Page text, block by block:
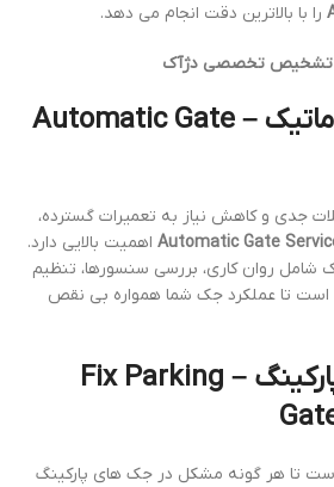
را با بالاترین دقت انجام می دهد.
تشخیص تخصصی دژآک
سرویس جک اتوماتیک – Automatic Gate
جدی و کاهش نیاز به تعمیرات گسترده،
اهمیت بالایی دارد.
روان کاری، بررسی سنسورها، تنظیم
است تا عملکرد جک شما همواره بی نقص
رفع مشکل جک پارکینگ – Fix Parking
است تا هر گونه مشکل در جک های پارکینگ